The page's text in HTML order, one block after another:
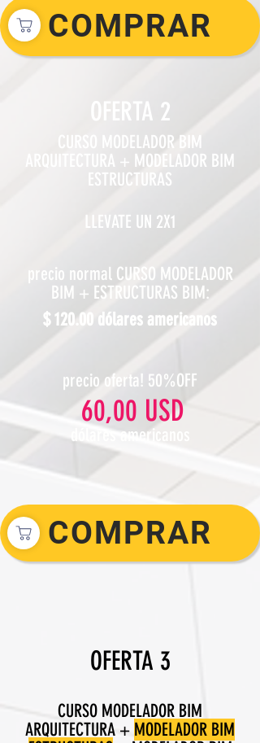
COMPRAR
OFERTA 2
CURSO MODELADOR BIM
ARQUITECTURA + MODELADOR BIM
ESTRUCTURAS
LLEVATE UN 2X1
precio normal CURSO MODELADOR
BIM + ESTRUCTURAS BIM:
$ 120.00 dólares americanos
precio oferta! 50%OFF
60,00 USD
dólares americanos
COMPRAR
OFERTA 3
CURSO MODELADOR BIM
ARQUITECTURA + MODELADOR BIM